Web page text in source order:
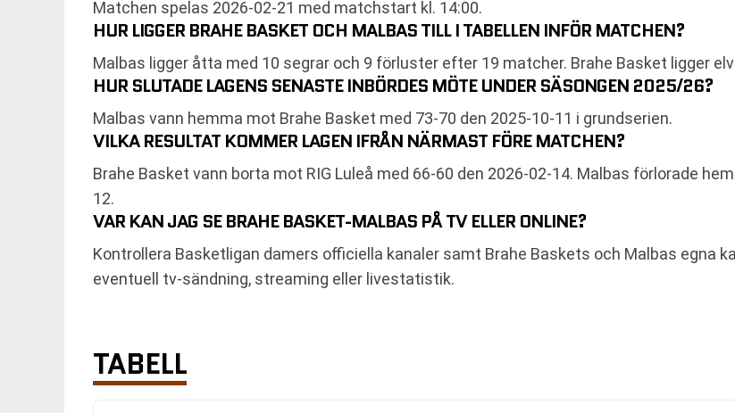
Matchen spelas 2026-02-21 med matchstart kl. 14:00.
HUR LIGGER BRAHE BASKET OCH MALBAS TILL I TABELLEN INFÖR MATCHEN?
Malbas ligger åtta med 10 segrar och 9 förluster efter 19 matcher. Brahe Basket ligger
HUR SLUTADE LAGENS SENASTE INBÖRDES MÖTE UNDER SÄSONGEN 2025/26?
Malbas vann hemma mot Brahe Basket med 73-70 den 2025-10-11 i grundserien.
VILKA RESULTAT KOMMER LAGEN IFRÅN NÄRMAST FÖRE MATCHEN?
Brahe Basket vann borta mot RIG Luleå med 66-60 den 2026-02-14. Malbas förlorade
12.
VAR KAN JAG SE BRAHE BASKET-MALBAS PÅ TV ELLER ONLINE?
Kontrollera Basketligan damers officiella kanaler samt Brahe Baskets och Malbas egna
eventuell tv-sändning, streaming eller livestatistik.
TABELL